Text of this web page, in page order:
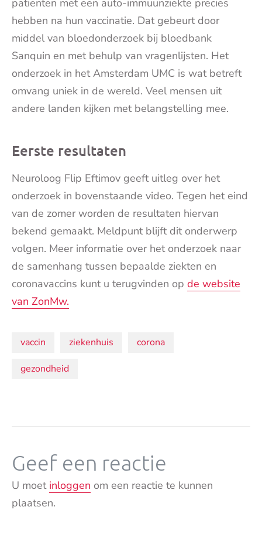
patiënten met een auto-immuunziekte precies
hebben na hun vaccinatie. Dat gebeurt door
middel van bloedonderzoek bij bloedbank
Sanquin en met behulp van vragenlijsten. Het
onderzoek in het Amsterdam UMC is wat betreft
omvang uniek in de wereld. Veel mensen uit
andere landen kijken met belangstelling mee.
Eerste resultaten
Neuroloog Flip Eftimov geeft uitleg over het
onderzoek in bovenstaande video. Tegen het eind
van de zomer worden de resultaten hiervan
bekend gemaakt. Meldpunt blijft dit onderwerp
volgen. Meer informatie over het onderzoek naar
de samenhang tussen bepaalde ziekten en
coronavaccins kunt u terugvinden op de website
van ZonMw.
Onderwerpen:
vaccin ziekenhuis corona
gezondheid
Geef een reactie
U moet inloggen om een reactie te kunnen
plaatsen.